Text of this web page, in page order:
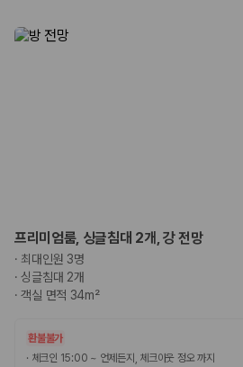
제주렌트카 가격비교 주요 링크
프리미엄룸, 싱글침대 2개, 강 전망
· 최대인원 3명
·싱글침대 2개
·객실 면적 34m²
환불불가
· 체크인 15:00 ~ 언제든지, 체크아웃 정오 까지